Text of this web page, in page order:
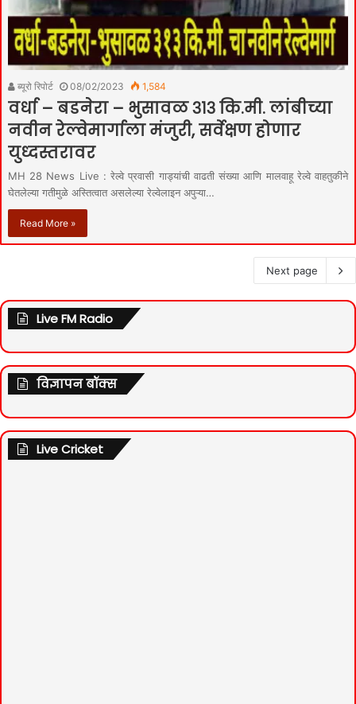
ब्यूरो रिपोर्ट 08/02/2023 1,584
वर्धा – बडनेरा – भुसावळ ३१३ कि.मी. लांबीच्या
नवीन रेल्वेमार्गाला मंजुरी, सर्वेक्षण होणार
युध्दस्तरावर
MH 28 News Live : रेल्वे प्रवासी गाड्यांची वाढती संख्या आणि मालवाहू रेल्वे वाहतुकीने
घेतलेल्या गतीमुळे अस्तित्वात असलेल्या रेल्वेलाइन अपुऱ्या…
Read More »
Next page
Live FM Radio
विज्ञापन बॉक्स
Live Cricket